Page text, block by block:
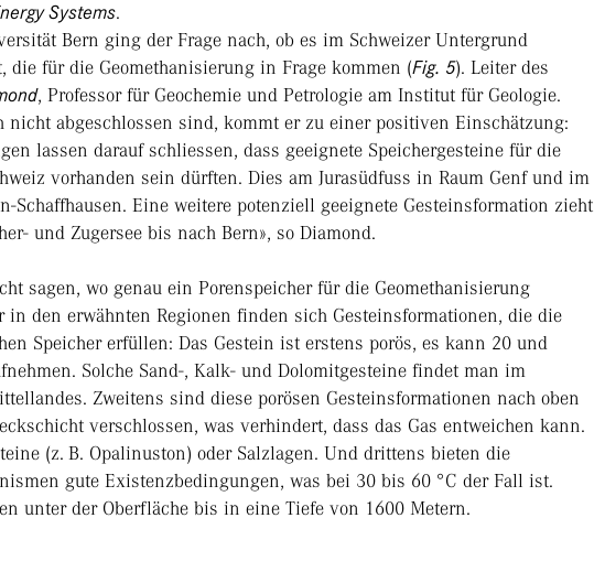
Systems.
Bern ging der Frage nach, ob es im Schweizer Untergrund
die für die Geomethanisierung in Frage kommen (Fig. 5). Leiter des
, Professor für Geochemie und Petrologie am Institut für Geologie.
nicht abgeschlossen sind, kommt er zu einer positiven Einschätzung:
lassen darauf schliessen, dass geeignete Speichergesteine für die
vorhanden sein dürften. Dies am Jurasüdfuss in Raum Genf und im
Schaffhausen. Eine weitere potenziell geeignete Gesteinsformation zieht
und Zugersee bis nach Bern», so Diamond.
sagen, wo genau ein Porenspeicher für die Geomethanisierung
in den erwähnten Regionen finden sich Gesteinsformationen, die die
Speicher erfüllen: Das Gestein ist erstens porös, es kann 20 und
Solche Sand-, Kalk- und Dolomitgesteine findet man im
Zweitens sind diese porösen Gesteinsformationen nach oben
verschlossen, was verhindert, dass das Gas entweichen kann.
(z. B. Opalinuston) oder Salzlagen. Und drittens bieten die
gute Existenzbedingungen, was bei 30 bis 60 °C der Fall ist.
unter der Oberfläche bis in eine Tiefe von 1600 Metern.